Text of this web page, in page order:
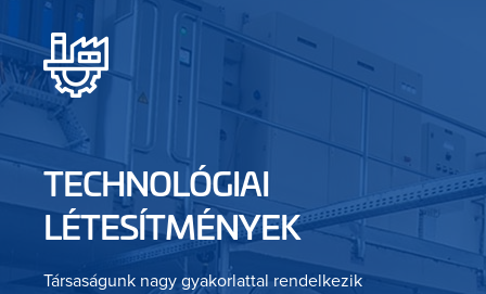
TECHNOLÓGIAI
LÉTESÍTMÉNYEK
Társaságunk nagy gyakorlattal rendelkezik